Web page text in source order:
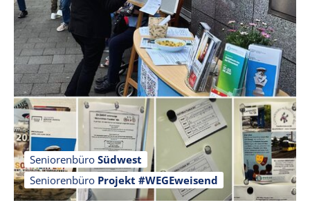
Seniorenbüro Südwest
Seniorenbüro Projekt #WEGEweisend